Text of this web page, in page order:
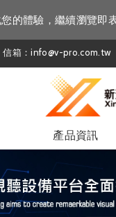
的體驗，繼續瀏覽即
信箱：info@v-pro.com.tw
產品資訊